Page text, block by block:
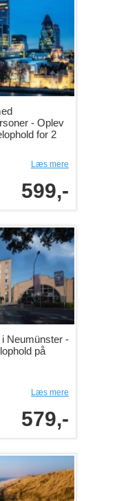
- Oplev
for 2
Læs mere
599,-
Neumünster -
på
Læs mere
579,-